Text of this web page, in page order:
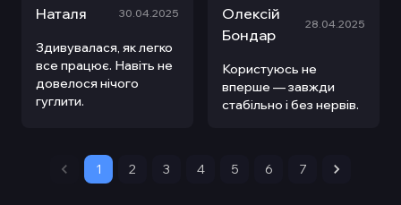
Наталя 30.04.2025
Здивувалася, як легко
все працює. Навіть не
довелося нічого
гуглити.
Олексій
Бондар
28.04.2025
Користуюсь не
вперше — завжди
стабільно і без нервів.
1 2 3 4 5 6 7